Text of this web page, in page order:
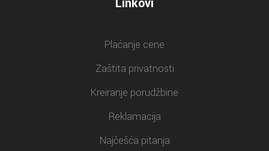
Plaćanje cene
Zaštita privatnosti
Kreiranje porudžbine
Reklamacija
Najčešća pitanja